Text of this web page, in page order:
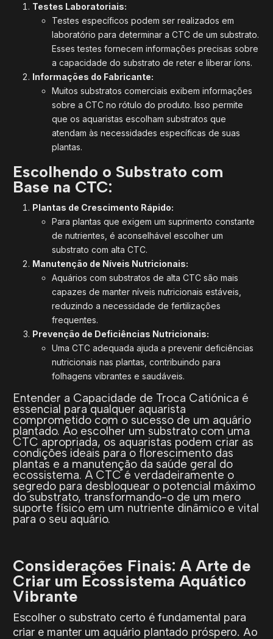
Testes Laboratoriais:
Testes específicos podem ser realizados em
laboratório para determinar a CTC de um substrato.
Esses testes fornecem informações precisas sobre
a capacidade do substrato de reter e liberar íons.
Informações do Fabricante:
Muitos substratos comerciais exibem informações
sobre a CTC no rótulo do produto. Isso permite
que os aquaristas escolham substratos que
atendam às necessidades específicas de suas
plantas.
Escolhendo o Substrato com
Base na CTC:
Plantas de Crescimento Rápido:
Para plantas que exigem um suprimento constante
de nutrientes, é aconselhável escolher um
substrato com alta CTC.
Manutenção de Níveis Nutricionais:
Aquários com substratos de alta CTC são mais
capazes de manter níveis nutricionais estáveis,
reduzindo a necessidade de fertilizações
frequentes.
Prevenção de Deficiências Nutricionais:
Uma CTC adequada ajuda a prevenir deficiências
nutricionais nas plantas, contribuindo para
folhagens vibrantes e saudáveis.
Entender a Capacidade de Troca Catiónica é
essencial para qualquer aquarista
comprometido com o sucesso de um aquário
plantado. Ao escolher um substrato com uma
CTC apropriada, os aquaristas podem criar as
condições ideais para o florescimento das
plantas e a manutenção da saúde geral do
ecossistema. A CTC é verdadeiramente o
segredo para desbloquear o potencial máximo
do substrato, transformando-o de um mero
suporte físico em um nutriente dinâmico e vital
para o seu aquário.
Considerações Finais: A Arte de
Criar um Ecossistema Aquático
Vibrante
Escolher o substrato certo é fundamental para
criar e manter um aquário plantado próspero. Ao